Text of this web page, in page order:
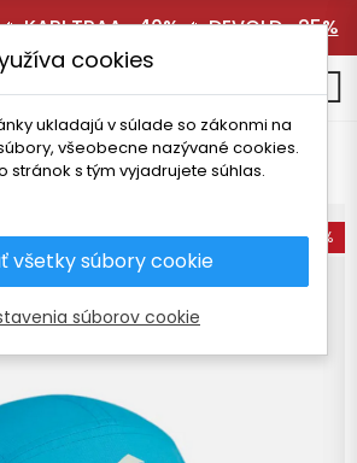
KARI TRAA -40%🔥DEVOLD -25%
oblečenie
Doplnky
ENDURANCE UNISEX ŠILTOVKA
-15%
cookies
ukladajú v súlade so zákonmi na
všeobecne nazývané cookies.
stránok s tým vyjadrujete súhlas.
všetky súbory cookie
súborov cookie